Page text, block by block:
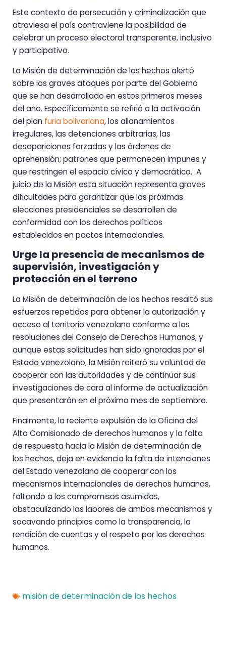
Este contexto de persecución y criminalización que
atraviesa el país contraviene la posibilidad de
celebrar un proceso electoral transparente, inclusivo
y participativo.
La Misión de determinación de los hechos alertó
sobre los graves ataques por parte del Gobierno
que se han desarrollado en estos primeros meses
del año. Específicamente se refirió a la activación
del plan furia bolivariana, los allanamientos
irregulares, las detenciones arbitrarias, las
desapariciones forzadas y las órdenes de
aprehensión; patrones que permanecen impunes y
que restringen el espacio cívico y democrático. A
juicio de la Misión esta situación representa graves
dificultades para garantizar que las próximas
elecciones presidenciales se desarrollen de
conformidad con los derechos políticos
establecidos en pactos internacionales.
Urge la presencia de mecanismos de
supervisión, investigación y
protección en el terreno
La Misión de determinación de los hechos resaltó sus
esfuerzos repetidos para obtener la autorización y
acceso al territorio venezolano conforme a las
resoluciones del Consejo de Derechos Humanos, y
aunque estas solicitudes han sido ignoradas por el
Estado venezolano, la Misión reiteró su voluntad de
cooperar con las autoridades y de continuar sus
investigaciones de cara al informe de actualización
que presentarán en el próximo mes de septiembre.
Finalmente, la reciente expulsión de la Oficina del
Alto Comisionado de derechos humanos y la falta
de respuesta hacia la Misión de determinación de
los hechos, deja en evidencia la falta de intenciones
del Estado venezolano de cooperar con los
mecanismos internacionales de derechos humanos,
faltando a los compromisos asumidos,
obstaculizando las labores de ambos mecanismos y
socavando principios como la transparencia, la
rendición de cuentas y el respeto por los derechos
humanos.
misión de determinación de los hechos